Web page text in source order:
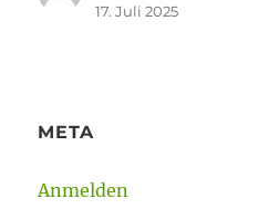
17. Juli 2025
META
Anmelden